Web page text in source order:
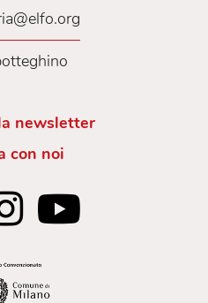
newsletter
con noi